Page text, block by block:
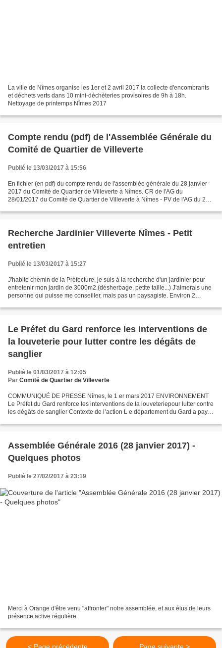
La ville de Nîmes organise les 1er et 2 avril 2017 la collecte d'encombrants
et déchets verts dans 10 mini-déchèteries provisoires de 9h à 18h.
Nettoyage de printemps Nîmes 2017
Compte rendu (pdf) de l'Assemblée Générale du
Comité de Quartier de Villeverte
Publié le 13/03/2017 à 15:56
En fichier (en pdf) du compte rendu de l'assemblée générale du 28 janvier
2017 du Comité de Quartier de Villeverte à Nîmes. CR de l'AG du
28/01/2017 du Comité de Quartier de Villeverte à Nîmes - PV de l'AG du 28-
Recherche Jardinier Villeverte Nîmes - Petit
entretien
Publié le 13/03/2017 à 15:27
J'habite chemin de la Préfecture. je suis à la recherche d'un jardinier pour
entretenir mon jardin de 3000m2.(désherbage, petite taille...) J'aimerais une
personne qui puisse me conseiller, mais pas un paysagiste. Environ 2
Le Préfet du Gard renforce les interventions de
la louveterie pour lutter contre les dégâts de
sanglier
Publié le 01/03/2017 à 12:05
Par Comité de Quartier de Villeverte
COMMUNIQUÉ DE PRESSE Nîmes, le 1 er mars 2017 ENVIRONNEMENT
Le Préfet du Gard renforce les interventions de la louveteriepour lutter contre
les dégâts de sanglier Contexte de l’action L e département du Gard a payé
Assemblée Générale 2016 (28 janvier 2017) -
Quelques photos
Publié le 27/02/2017 à 23:19
Merci à Orange d'être venu "affronter" notre assemblée, et aux élus de leurs
présence active régulière